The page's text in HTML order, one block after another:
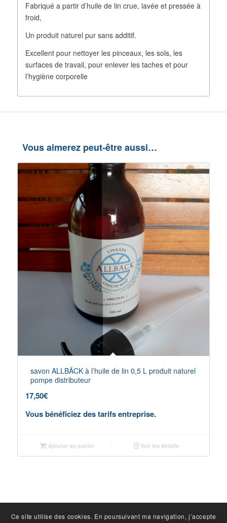
Fabriqué a partir d’huile de lin crue, lavée et pressée à
froid,
Un produit naturel pur sans additif.
Excellent pour nettoyer les pinceaux, les sols, les
surfaces de travail, pour enlever les taches et pour
l’hygiène corporelle
Vous aimerez peut-être aussi…
savon ALLBÄCK à l’huile de lin 0,5 L produit naturel
pompe distributeur
17,50€
Vous bénéficiez des tarifs entreprise.
Ajouter au panier Voir les détails
Ce site utilise des cookies. En poursuivant ma navigation, j’accepte